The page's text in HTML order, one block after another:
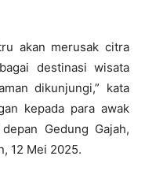
akan merusak citra
destinasi wisata
dikunjungi,” kata
kepada para awak
Gedung Gajah,
12 Mei 2025.